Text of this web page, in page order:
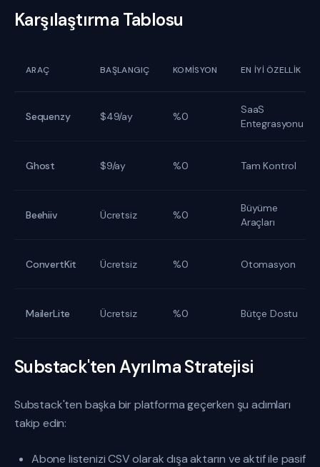
Karşılaştırma Tablosu
ARAÇ BAŞLANGIÇ KOMISYON EN İYI ÖZELLIK
Sequenzy $49/ay %0
SaaS
Entegrasyonu
Ghost $9/ay %0 Tam Kontrol
Beehiiv Ücretsiz %0
Büyüme
Araçları
ConvertKit Ücretsiz %0 Otomasyon
MailerLite Ücretsiz %0 Bütçe Dostu
Substack'ten Ayrılma Stratejisi
Substack'ten başka bir platforma geçerken şu adımları
takip edin:
Abone listenizi CSV olarak dışa aktarın ve aktif ile pasif